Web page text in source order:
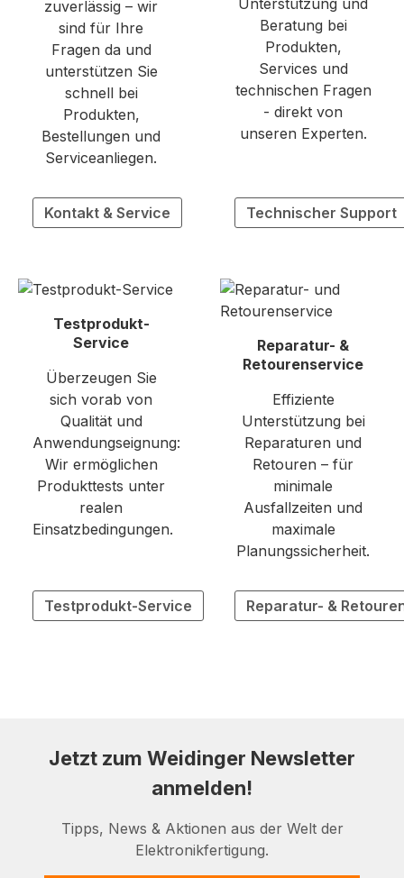
zuverlässig – wir
sind für Ihre
Fragen da und
unterstützen Sie
schnell bei
Produkten,
Bestellungen und
Serviceanliegen.
Kontakt & Service
Unterstützung und
Beratung bei
Produkten,
Services und
technischen Fragen
- direkt von
unseren Experten.
Technischer Support
Testprodukt-
Service
Überzeugen Sie
sich vorab von
Qualität und
Anwendungseignung:
Wir ermöglichen
Produkttests unter
realen
Einsatzbedingungen.
Testprodukt-Service
Reparatur- &
Retourenservice
Effiziente
Unterstützung bei
Reparaturen und
Retouren – für
minimale
Ausfallzeiten und
maximale
Planungssicherheit.
Reparatur- &
Jetzt zum Weidinger Newsletter
anmelden!
Tipps, News & Aktionen aus der Welt der
Elektronikfertigung.